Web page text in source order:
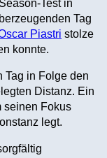
Test in
Tag
Piastri stolze
konnte.
Tag in Folge den
Distanz. Ein
seinen Fokus
legt.